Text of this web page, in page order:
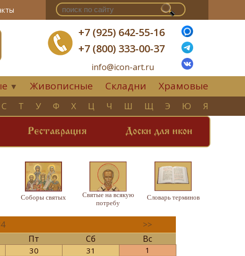
+7 (925) 642-55-16
+7 (800) 333-00-37
info@icon-art.ru
▼ Живописные Складни Храмовые
С Т У Ф Х Ц Ч Ш Щ Э Ю Я
Реставрация Доски для икон
Соборы святых
Святые на всякую
потребу
Словарь терминов
>>
Пт Сб Вс
30 31
1